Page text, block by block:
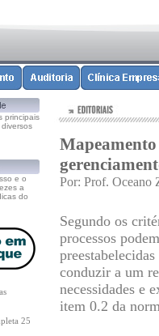
principais
e o
a
do
25
Por: Prof. Oceano
Segundo os
processos
conduzir a um
necessidades e
item 0.2 da